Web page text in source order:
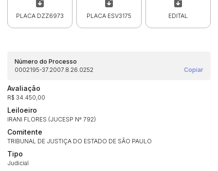
PLACA DZZ6973 PLACA ESV3175 EDITAL
Número do Processo
0002195-37.2007.8.26.0252
Copiar
Avaliação
R$ 34.450,00
Leiloeiro
IRANI FLORES (JUCESP Nª 792)
Comitente
TRIBUNAL DE JUSTIÇA DO ESTADO DE SÃO PAULO
Tipo
Judicial